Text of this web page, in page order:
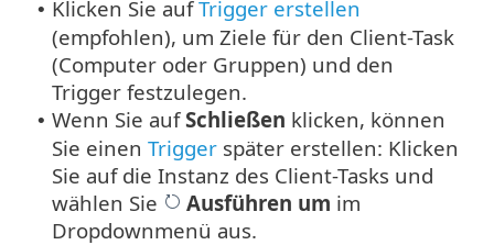
• Klicken Sie aufTrigger erstellen
(empfohlen), um Ziele für den Client-Task
(Computer oder Gruppen) und den
Trigger festzulegen.
• Wenn Sie aufSchließen klicken, können
Sie einen Trigger später erstellen: Klicken
Sie auf die Instanz des Client-Tasks und
wählen Sie
Ausführen um im
Dropdownmenü aus.